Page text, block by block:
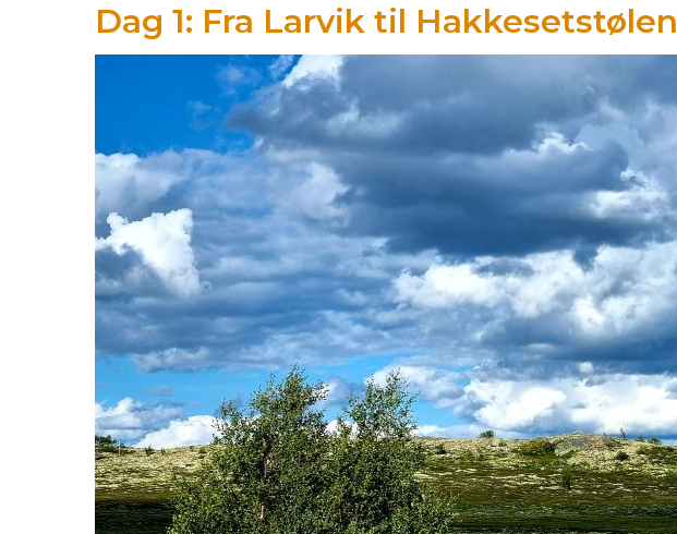
Dag 1: Fra Larvik til Hakkesetstølen